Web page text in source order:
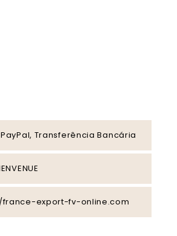
Transferência Bancária
export-fv-online.com